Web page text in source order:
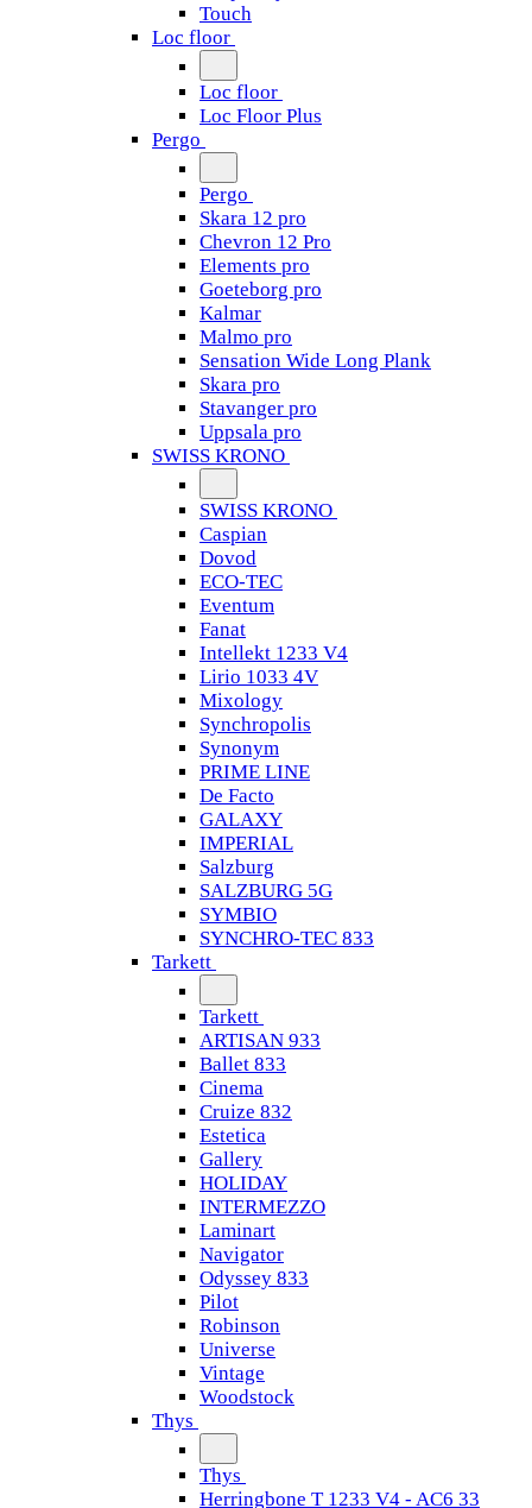
Touch
Loc floor
Loc floor
Loc Floor Plus
Pergo
Pergo
Skara 12 pro
Chevron 12 Pro
Elements pro
Goeteborg pro
Kalmar
Malmo pro
Sensation Wide Long Plank
Skara pro
Stavanger pro
Uppsala pro
SWISS KRONO
SWISS KRONO
Caspian
Dovod
ECO-TEC
Eventum
Fanat
Intellekt 1233 V4
Lirio 1033 4V
Mixology
Synchropolis
Synonym
PRIME LINE
De Facto
GALAXY
IMPERIAL
Salzburg
SALZBURG 5G
SYMBIO
SYNCHRO-TEC 833
Tarkett
Tarkett
ARTISAN 933
Ballet 833
Cinema
Cruize 832
Estetica
Gallery
HOLIDAY
INTERMEZZO
Laminart
Navigator
Odyssey 833
Pilot
Robinson
Universe
Vintage
Woodstock
Thys
Thys
Herringbone T 1233 V4 - AC6 33